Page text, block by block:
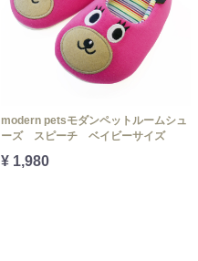
modern petsモダンペットルームシュ
ーズ スピーチ ベイビーサイズ
¥ 1,980